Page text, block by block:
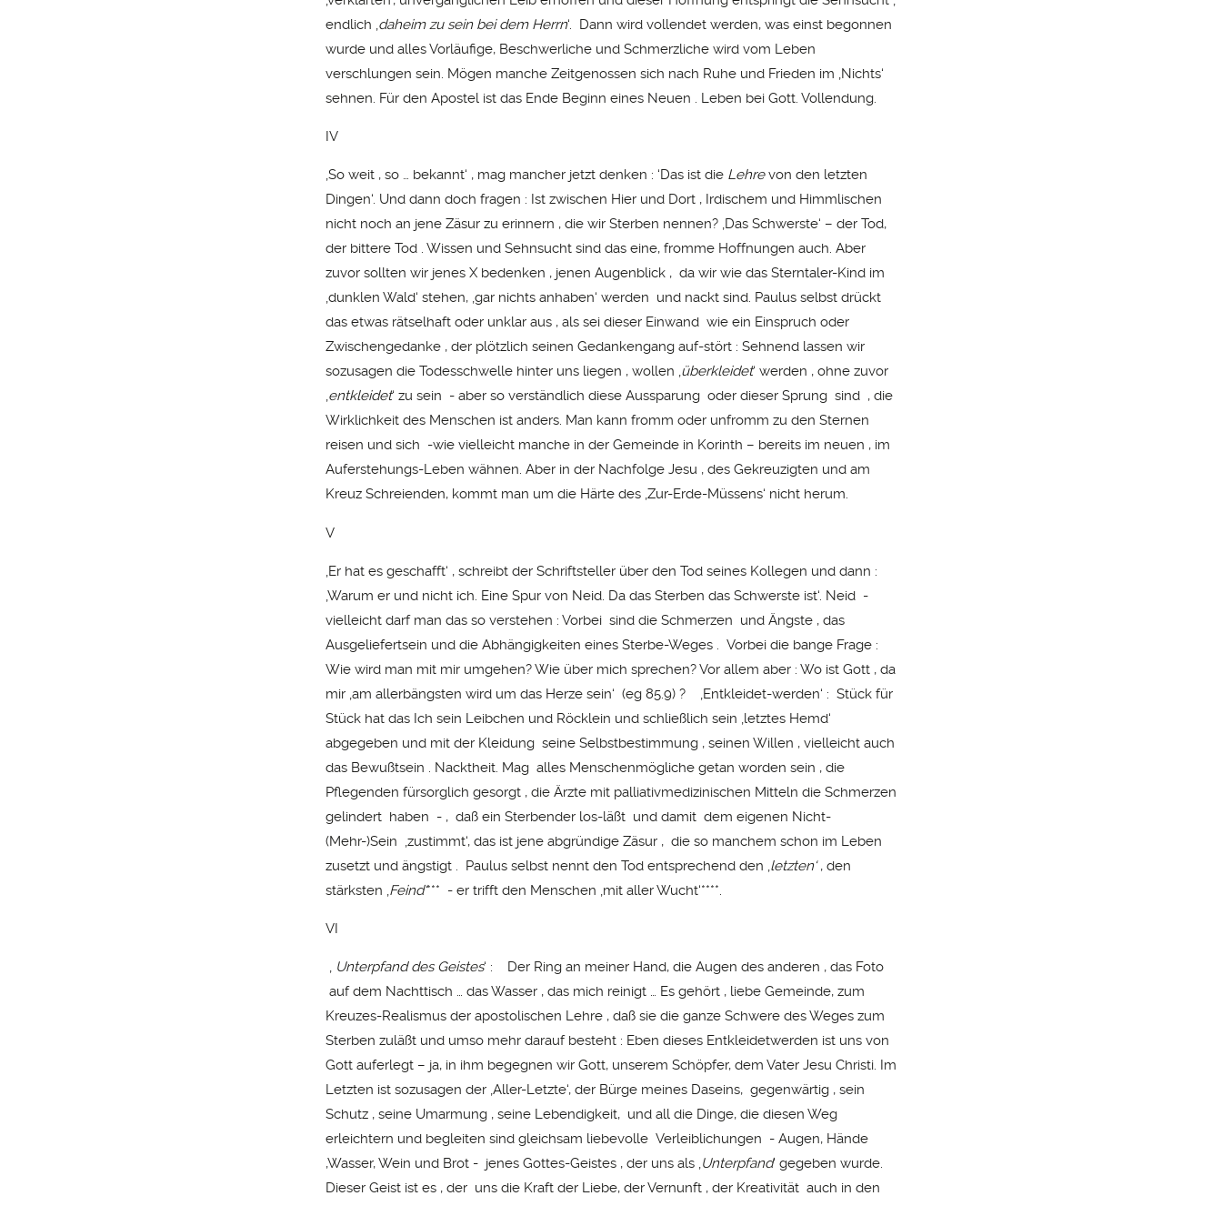
endlich ‚daheim zu sein bei dem Herrn‘. Dann wird vollendet werden, was einst begonnen
wurde und alles Vorläufige, Beschwerliche und Schmerzliche wird vom Leben
verschlungen sein. Mögen manche Zeitgenossen sich nach Ruhe und Frieden im ‚Nichts‘
sehnen. Für den Apostel ist das Ende Beginn eines Neuen . Leben bei Gott. Vollendung.
IV
‚So weit , so … bekannt‘ , mag mancher jetzt denken : ‘Das ist die Lehrevon den letzten
Dingen‘. Und dann doch fragen : Ist zwischen Hier und Dort , Irdischem und Himmlischen
nicht noch an jene Zäsur zu erinnern , die wir Sterben nennen? ‚Das Schwerste‘ – der Tod,
der bittere Tod . Wissen und Sehnsucht sind das eine, fromme Hoffnungen auch. Aber
zuvor sollten wir jenes X bedenken , jenen Augenblick , da wir wie das Sterntaler-Kind im
‚dunklen Wald‘ stehen, ‚gar nichts anhaben‘ werden und nackt sind. Paulus selbst drückt
das etwas rätselhaft oder unklar aus , als sei dieser Einwand wie ein Einspruch oder
Zwischengedanke , der plötzlich seinen Gedankengang auf-stört : Sehnend lassen wir
sozusagen die Todesschwelle hinter uns liegen , wollen ‚überkleidet‘ werden , ohne zuvor
‚entkleidet‘ zu sein - aber so verständlich diese Aussparung oder dieser Sprung sind , die
Wirklichkeit des Menschen ist anders. Man kann fromm oder unfromm zu den Sternen
reisen und sich -wie vielleicht manche in der Gemeinde in Korinth – bereits im neuen , im
Auferstehungs-Leben wähnen. Aber in der Nachfolge Jesu , des Gekreuzigten und am
Kreuz Schreienden, kommt man um die Härte des ‚Zur-Erde-Müssens‘ nicht herum.
V
‚Er hat es geschafft‘ , schreibt der Schriftsteller über den Tod seines Kollegen und dann :
‚Warum er und nicht ich. Eine Spur von Neid. Da das Sterben das Schwerste ist‘. Neid -
vielleicht darf man das so verstehen : Vorbei sind die Schmerzen und Ängste , das
Ausgeliefertsein und die Abhängigkeiten eines Sterbe-Weges . Vorbei die bange Frage :
Wie wird man mit mir umgehen? Wie über mich sprechen? Vor allem aber : Wo ist Gott , da
mir ‚am allerbängsten wird um das Herze sein‘ (eg 85.9) ? ‚Entkleidet-werden‘ : Stück für
Stück hat das Ich sein Leibchen und Röcklein und schließlich sein ‚letztes Hemd‘
abgegeben und mit der Kleidung seine Selbstbestimmung , seinen Willen , vielleicht auch
das Bewußtsein . Nacktheit. Mag alles Menschenmögliche getan worden sein , die
Pflegenden fürsorglich gesorgt , die Ärzte mit palliativmedizinischen Mitteln die Schmerzen
gelindert haben - , daß ein Sterbender los-läßt und damit dem eigenen Nicht-
(Mehr-)Sein ‚zustimmt‘, das ist jene abgründige Zäsur , die so manchem schon im Leben
zusetzt und ängstigt . Paulus selbst nennt den Tod entsprechend den ‚letzten‘, den
stärksten ‚Feind‘*** - er trifft den Menschen ‚mit aller Wucht‘****.
VI
‚ Unterpfand des Geistes‘ : Der Ring an meiner Hand, die Augen des anderen , das Foto
auf dem Nachttisch … das Wasser , das mich reinigt … Es gehört , liebe Gemeinde, zum
Kreuzes-Realismus der apostolischen Lehre , daß sie die ganze Schwere des Weges zum
Sterben zuläßt und umso mehr darauf besteht : Eben dieses Entkleidetwerden ist uns von
Gott auferlegt – ja, in ihm begegnen wir Gott, unserem Schöpfer, dem Vater Jesu Christi. Im
Letzten ist sozusagen der ‚Aller-Letzte‘, der Bürge meines Daseins, gegenwärtig , sein
Schutz , seine Umarmung , seine Lebendigkeit, und all die Dinge, die diesen Weg
erleichtern und begleiten sind gleichsam liebevolle Verleiblichungen - Augen, Hände
,Wasser, Wein und Brot - jenes Gottes-Geistes , der uns als ‚Unterpfand‘ gegeben wurde.
Dieser Geist ist es , der uns die Kraft der Liebe, der Vernunft , der Kreativität auch in den